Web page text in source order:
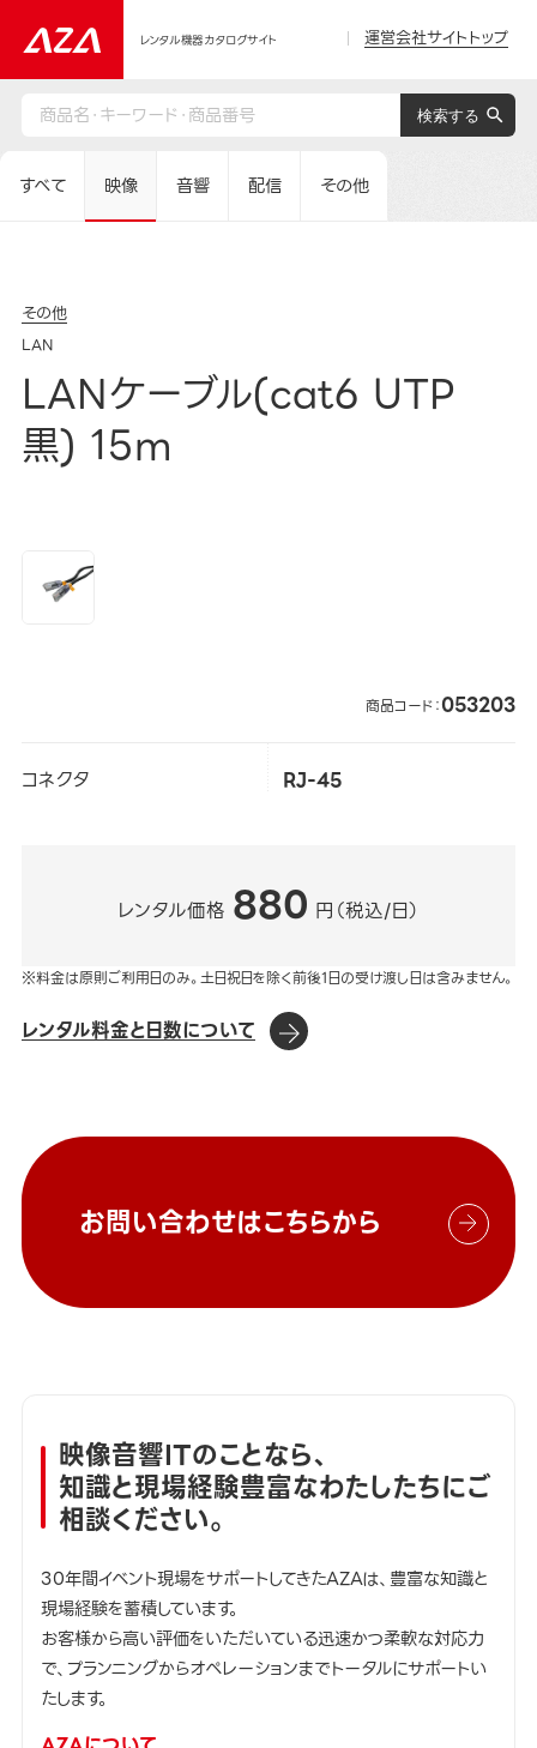
レンタル機器カタログサイト 運営会社サイトトップ
すべて 映像 音響 配信 その他
その他
LAN
LANケーブル(cat6 UTP
黒) 15m
商品コード：053203
コネクタ RJ-45
レンタル価格 880 円（税込/日）
※料金は原則ご利用日のみ。土日祝日を除く前後1日の受け渡し日は含みません。
レンタル料金と日数について
お問い合わせはこちらから
映像音響ITのことなら、
知識と現場経験豊富なわたしたちにご
相談ください。
30年間イベント現場をサポートしてきたAZAは、豊富な知識と
現場経験を蓄積しています。
お客様から高い評価をいただいている迅速かつ柔軟な対応力
で、プランニングからオペレーションまでトータルにサポートい
たします。